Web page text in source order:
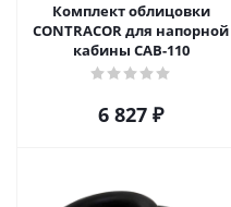
Комплект облицовки
CONTRACOR для напорной
кабины CAB-110
6 827 ₽